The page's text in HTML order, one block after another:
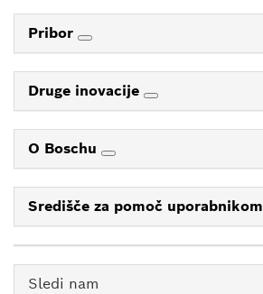
Pribor
Druge inovacije
O Boschu
Središče za pomoč uporabnikom
Sledi nam